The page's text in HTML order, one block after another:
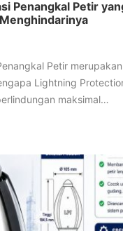
Penangkal Petir
Petir
Lightning
maksimal…